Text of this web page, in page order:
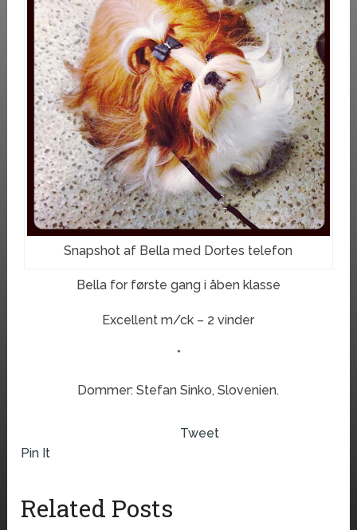
Snapshot af Bella med Dortes telefon
Bella for første gang i åben klasse
Excellent m/ck – 2 vinder
*
Dommer: Stefan Sinko, Slovenien.
Tweet
Pin It
Related Posts